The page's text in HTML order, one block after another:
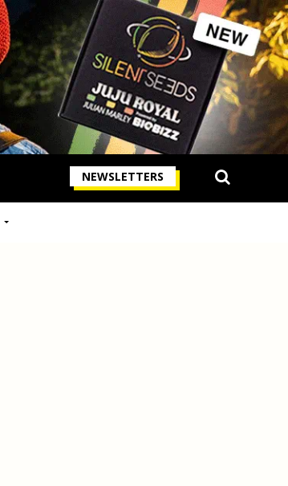
NEWSLETTERS